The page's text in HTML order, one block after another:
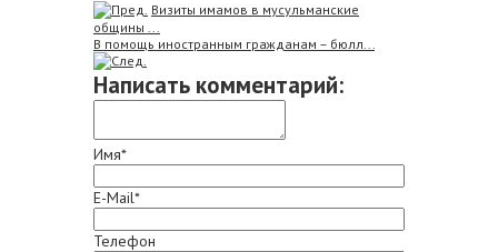
Визиты имамов в мусульманские
общины ...
В помощь иностранным гражданам – бюлл...
Написать комментарий:
Имя*
E-Mail*
Телефон